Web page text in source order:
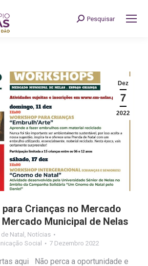
Search:
Pesquisar
Dez
7
2022
Crianças no Mercado
Municipal de Nelas
Natal , Notícias
Social 7 Dezembro 2022
aqui Não perca a oportunidade e